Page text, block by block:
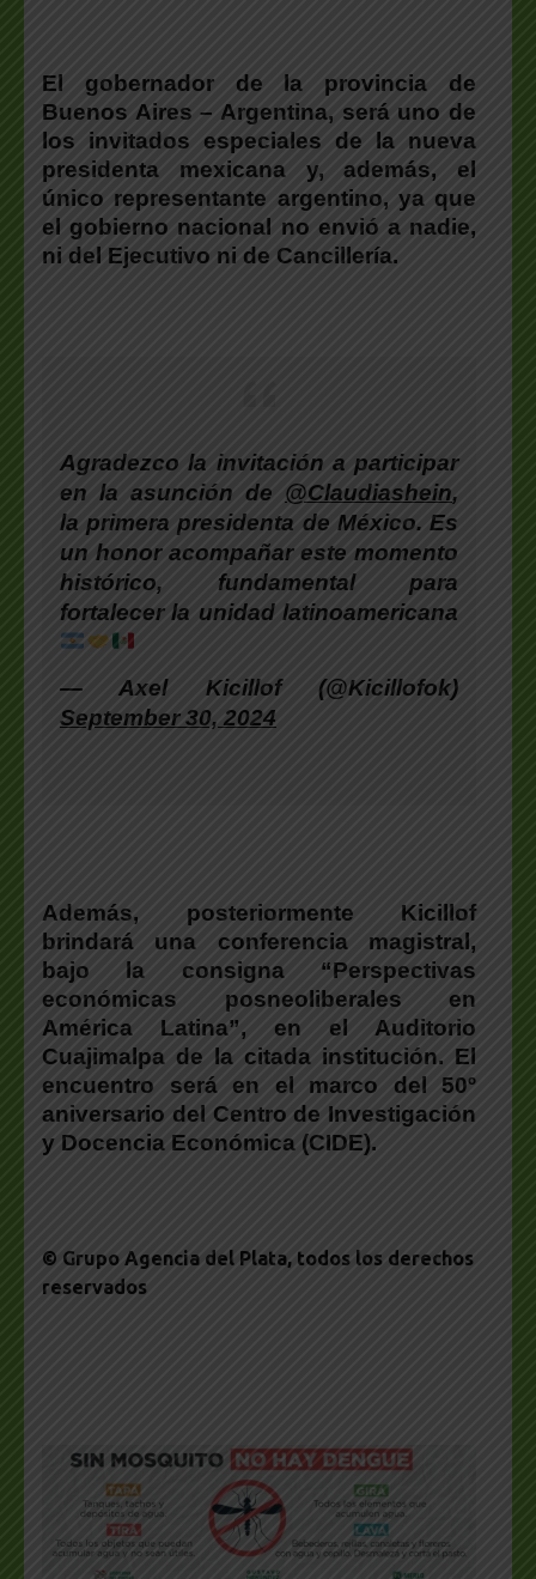
El gobernador de la provincia de
Buenos Aires – Argentina, será uno de
los invitados especiales de la nueva
presidenta mexicana y, además, el
único representante argentino, ya que
el gobierno nacional no envió a nadie,
ni del Ejecutivo ni de Cancillería.
Agradezco la invitación a participar
en la asunción de @Claudiashein,
la primera presidenta de México. Es
un honor acompañar este momento
histórico, fundamental para
fortalecer la unidad latinoamericana
— Axel Kicillof (@Kicillofok)
September 30, 2024
Además, posteriormente Kicillof
brindará una conferencia magistral,
bajo la consigna “Perspectivas
económicas posneoliberales en
América Latina”, en el Auditorio
Cuajimalpa de la citada institución. El
encuentro será en el marco del 50º
aniversario del Centro de Investigación
y Docencia Económica (CIDE).
© Grupo Agencia del Plata, todos los derechos
reservados